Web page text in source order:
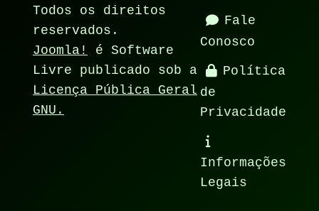
Todos os direitos
reservados.
Joomla!
é Software
Livre publicado sob a
Licença Pública Geral
GNU.
Fale
Conosco
Política
de
Privacidade
Informações
Legais